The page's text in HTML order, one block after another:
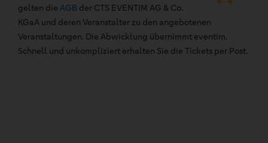
gelten die AGB der CTS EVENTIM AG & Co.
KGaA und deren Veranstalter zu den angebotenen
Veranstaltungen. Die Abwicklung übernimmt eventim.
Schnell und unkompliziert erhalten Sie die Tickets per Post.